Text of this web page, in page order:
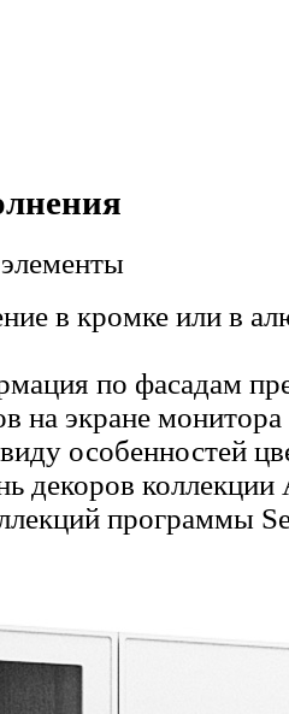
в кромке или в
по фасадам
на экране монитора
особенностей
декоров
программы